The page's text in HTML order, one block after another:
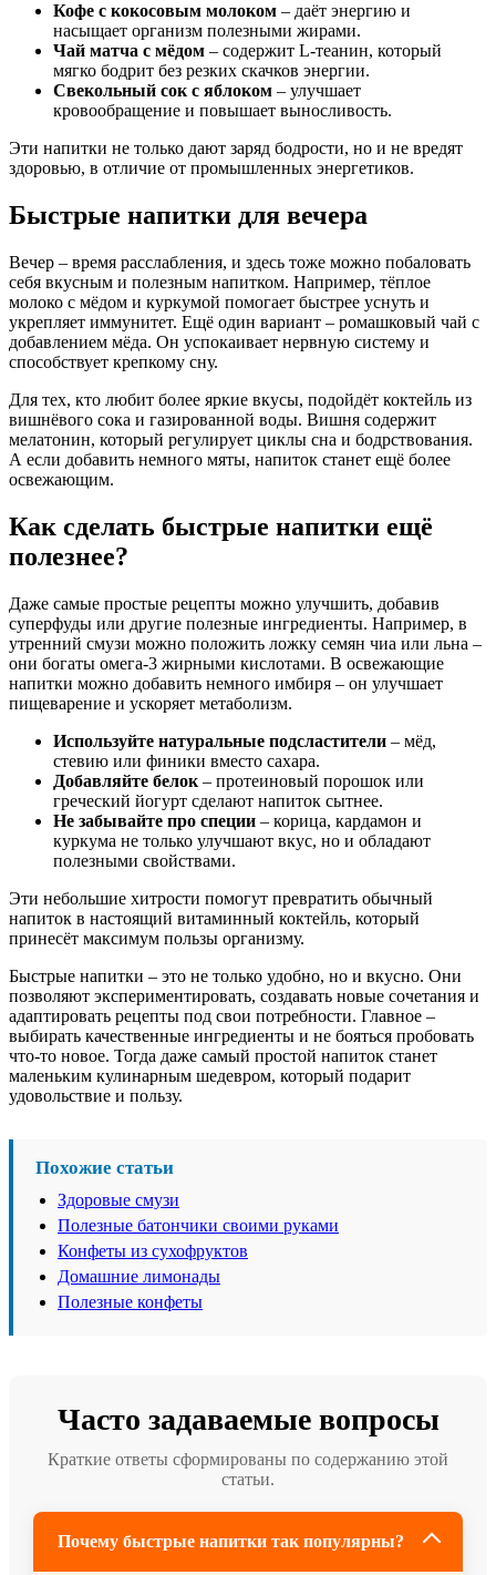
Кофе с кокосовым молоком – даёт энергию и
насыщает организм полезными жирами.
Чай матча с мёдом – содержит L-теанин, который
мягко бодрит без резких скачков энергии.
Свекольный сок с яблоком – улучшает
кровообращение и повышает выносливость.
Эти напитки не только дают заряд бодрости, но и не вредят
здоровью, в отличие от промышленных энергетиков.
Быстрые напитки для вечера
Вечер – время расслабления, и здесь тоже можно побаловать
себя вкусным и полезным напитком. Например, тёплое
молоко с мёдом и куркумой помогает быстрее уснуть и
укрепляет иммунитет. Ещё один вариант – ромашковый чай с
добавлением мёда. Он успокаивает нервную систему и
способствует крепкому сну.
Для тех, кто любит более яркие вкусы, подойдёт коктейль из
вишнёвого сока и газированной воды. Вишня содержит
мелатонин, который регулирует циклы сна и бодрствования.
А если добавить немного мяты, напиток станет ещё более
освежающим.
Как сделать быстрые напитки ещё
полезнее?
Даже самые простые рецепты можно улучшить, добавив
суперфуды или другие полезные ингредиенты. Например, в
утренний смузи можно положить ложку семян чиа или льна –
они богаты омега-3 жирными кислотами. В освежающие
напитки можно добавить немного имбиря – он улучшает
пищеварение и ускоряет метаболизм.
Используйте натуральные подсластители – мёд,
стевию или финики вместо сахара.
Добавляйте белок – протеиновый порошок или
греческий йогурт сделают напиток сытнее.
Не забывайте про специи – корица, кардамон и
куркума не только улучшают вкус, но и обладают
полезными свойствами.
Эти небольшие хитрости помогут превратить обычный
напиток в настоящий витаминный коктейль, который
принесёт максимум пользы организму.
Быстрые напитки – это не только удобно, но и вкусно. Они
позволяют экспериментировать, создавать новые сочетания и
адаптировать рецепты под свои потребности. Главное –
выбирать качественные ингредиенты и не бояться пробовать
что-то новое. Тогда даже самый простой напиток станет
маленьким кулинарным шедевром, который подарит
удовольствие и пользу.
Похожие статьи
Здоровые смузи
Полезные батончики своими руками
Конфеты из сухофруктов
Домашние лимонады
Полезные конфеты
Часто задаваемые вопросы
Краткие ответы сформированы по содержанию этой
статьи.
Почему быстрые напитки так популярны?